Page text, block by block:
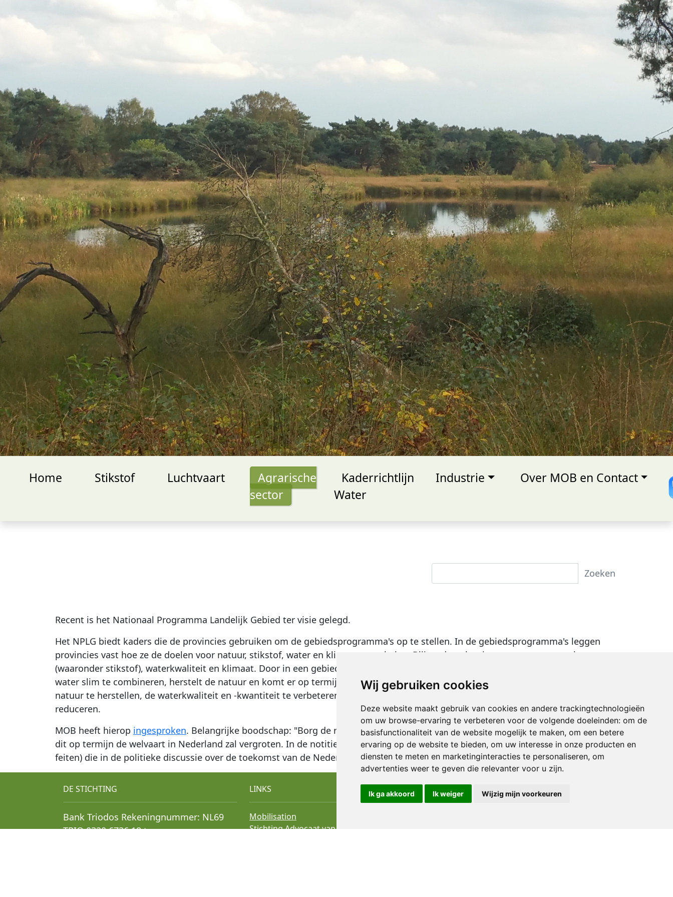
Wij gebruiken cookies
Deze website maakt gebruik van cookies en andere trackingtechnologieën
om uw browse-ervaring te verbeteren voor de volgende doeleinden: om de
basisfunctionaliteit van de website mogelijk te maken, om een betere
ervaring op de website te bieden, om uw interesse in onze producten en
diensten te meten en marketinginteracties te personaliseren, om
advertenties weer te geven die relevanter voor u zijn.
Ik ga akkoord Ik weiger Wijzig mijn voorkeuren
Home Stikstof Luchtvaart
Agrarische
sector
Kaderrichtlijn
Water
Industrie Over MOB en Contact
Recent is het Nationaal Programma Landelijk Gebied ter visie gelegd.
Het NPLG biedt kaders die de provincies gebruiken om de gebiedsprogramma's op te stellen. In de gebiedsprogramma's leggen
provincies vast hoe ze de doelen voor natuur, stikstof, water en klimaat gaan halen. Blijvende oplossingen voor opgaves als natuur
(waaronder stikstof), waterkwaliteit en klimaat. Door in een gebiedsgerichte aanpak maatregelen voor natuur, klimaat, bodem en
water slim te combineren, herstelt de natuur en komt er op termijn weer ruimte voor vergunningverlening. Het gaat daarbij om de
natuur te herstellen, de waterkwaliteit en -kwantiteit te verbeteren, de broeikasgasuitstoot van landbouw en landgebruik te
reduceren.
MOB heeft hierop ingesproken. Belangrijke boodschap: "Borg de realisatie van de NPLG-doelen, en draag met overtuiging uit dat
dit op termijn de welvaart in Nederland zal vergroten. In de notitie ook onze zienswijze m.b.t. een aantal misvattingen (verdraaide
feiten) die in de politieke discussie over de toekomst van de Nederlands landbouw als onmiskenbare feiten worden neergezet.
DE STICHTING
Bank Triodos Rekeningnummer: NL69
TRIO 0320 6736 18 ten name van
LINKS
Mobilisation
Stichting Advocaat van de Aarde
OVERIG